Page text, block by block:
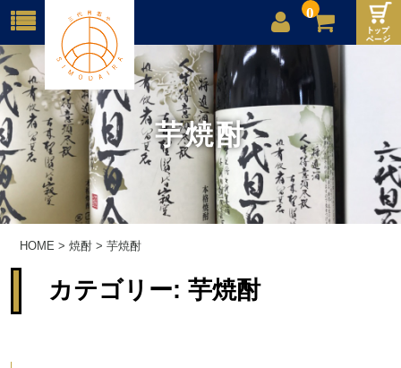
0
店舗案内
ご利用案内
送料
お問合せ
芋焼酎
HOME >焼酎 >芋焼酎
カテゴリー:芋焼酎